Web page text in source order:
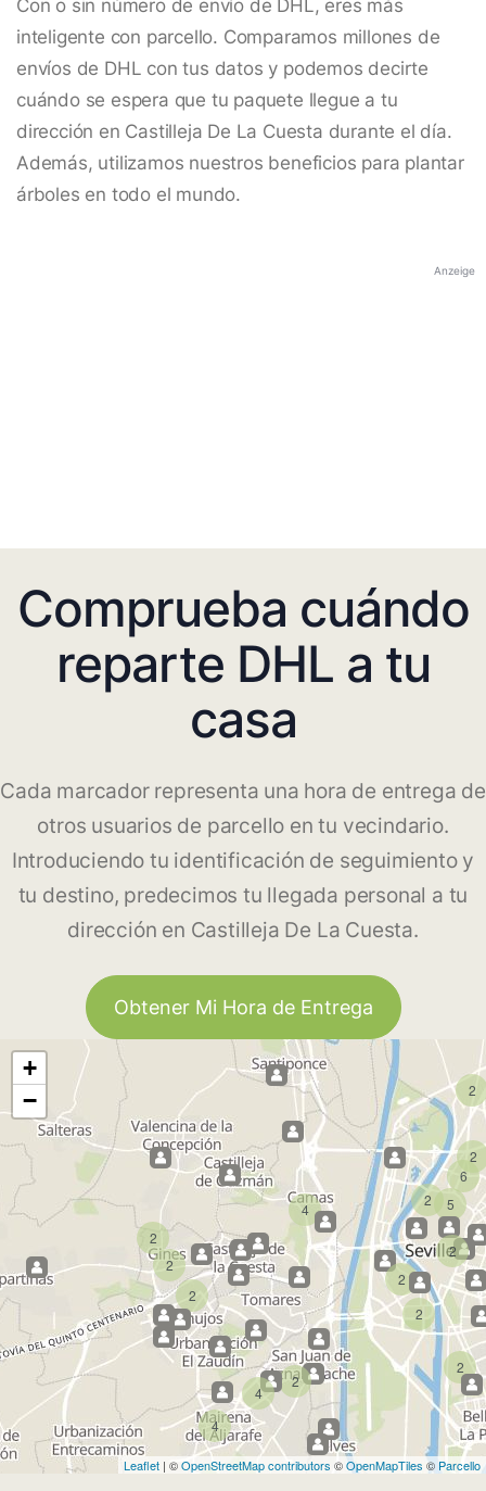
Con o sin número de envío de DHL, eres más
inteligente con parcello. Comparamos millones de
envíos de DHL con tus datos y podemos decirte
cuándo se espera que tu paquete llegue a tu
dirección en Castilleja De La Cuesta durante el día.
Además, utilizamos nuestros beneficios para plantar
árboles en todo el mundo.
Anzeige
Comprueba cuándo
reparte DHL a tu
casa
Cada marcador representa una hora de entrega de
otros usuarios de parcello en tu vecindario.
Introduciendo tu identificación de seguimiento y
tu destino, predecimos tu llegada personal a tu
dirección en Castilleja De La Cuesta.
Obtener Mi Hora de Entrega
2
4
4
2
2
2
2
2
2
2
6
5
2
2
2
4
+
−
Leaflet | ©OpenStreetMap contributors ©OpenMapTiles © Parcello